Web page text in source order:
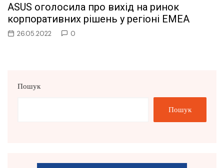
ASUS оголосила про вихід на ринок
корпоративних рішень у регіоні EMEA
26.05.2022 0
Пошук
Пошук